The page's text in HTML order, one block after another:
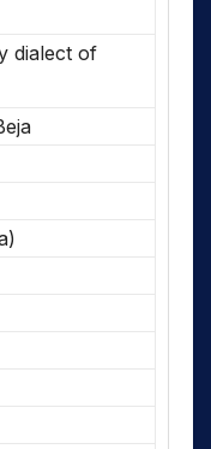
dialect of